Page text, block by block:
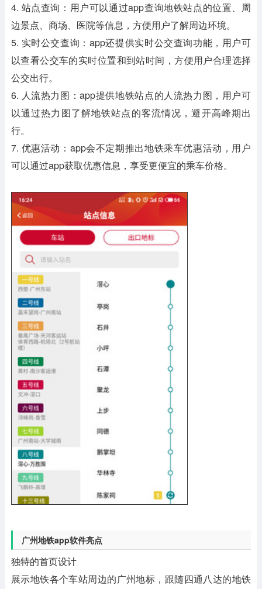
4. 站点查询：用户可以通过app查询地铁站点的位置、周
边景点、商场、医院等信息，方便用户了解周边环境。
5. 实时公交查询：app还提供实时公交查询功能，用户可
以查看公交车的实时位置和到站时间，方便用户合理选择
公交出行。
6. 人流热力图：app提供地铁站点的人流热力图，用户可
以通过热力图了解地铁站点的客流情况，避开高峰期出
行。
7. 优惠活动：app会不定期推出地铁乘车优惠活动，用户
可以通过app获取优惠信息，享受更便宜的乘车价格。
广州地铁app软件亮点
独特的首页设计
展示地铁各个车站周边的广州地标，跟随四通八达的地铁